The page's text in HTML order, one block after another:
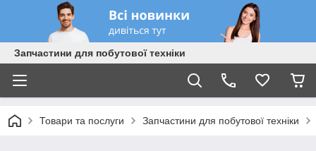
Запчастини для побутової техніки
Товари та послуги Запчастини для побутової техніки